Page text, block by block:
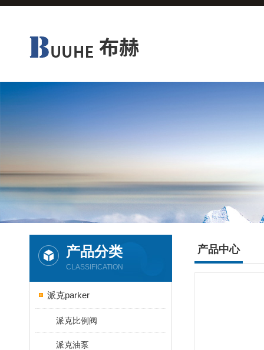
产品分类
CLASSIFICATION
派克parker
派克比例阀
派克油泵
产品中心